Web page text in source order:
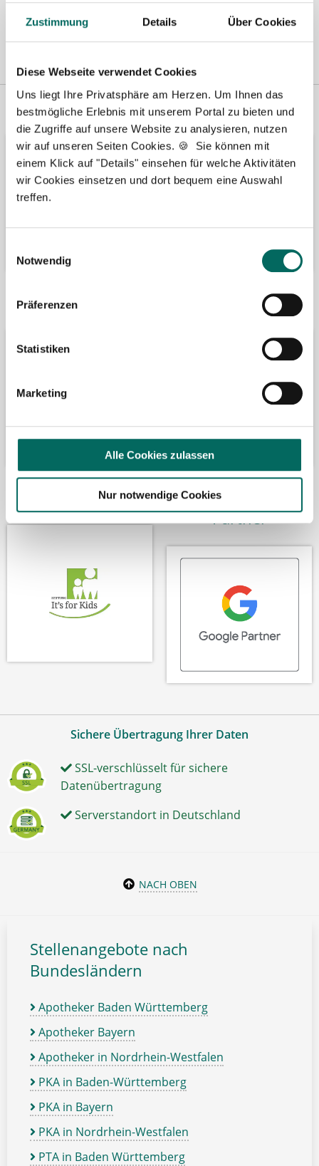
Zustimmung Details Über Cookies
Diese Webseite verwendet Cookies
Uns liegt Ihre Privatsphäre am Herzen. Um Ihnen das
bestmögliche Erlebnis mit unserem Portal zu bieten und
die Zugriffe auf unsere Website zu analysieren, nutzen
wir auf unseren Seiten Cookies. 🍪 Sie können mit
einem Klick auf "Details" einsehen für welche Aktivitäten
wir Cookies einsetzen und dort bequem eine Auswahl
treffen.
Notwendig
Präferenzen
Statistiken
Marketing
Alle Cookies zulassen
Nur notwendige Cookies
Vertreten in Wir fördern
Bäume pflanzen Kooperation mit
Wir fördern
Wir sind Google-
Partner
Sichere Übertragung Ihrer Daten
SSL-verschlüsselt für sichere
Datenübertragung
Serverstandort in Deutschland
NACH OBEN
Stellenangebote nach
Bundesländern
Apotheker Baden Württemberg
Apotheker Bayern
Apotheker in Nordrhein-Westfalen
PKA in Baden-Württemberg
PKA in Bayern
PKA in Nordrhein-Westfalen
PTA in Baden Württemberg